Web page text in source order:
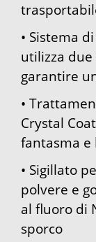
• Sistema
utilizza
garantire
•
Crystal
fantasma e
• Sigillato
polvere e
al fluoro di
sporco